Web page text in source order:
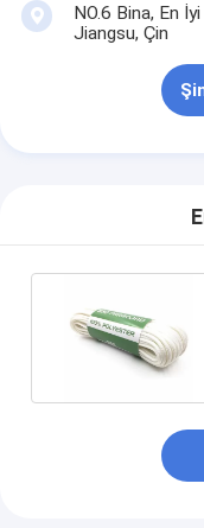
NO.6 Bina, En
Jiangsu, Çin